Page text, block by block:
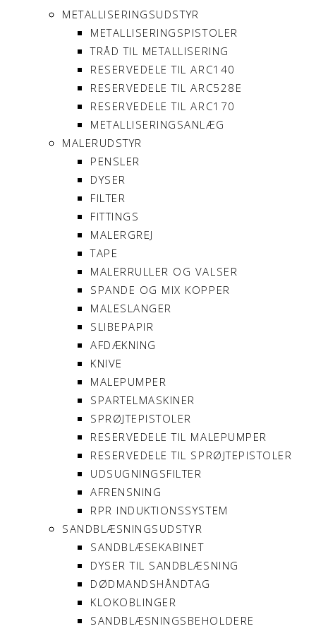
METALLISERINGSUDSTYR
METALLISERINGSPISTOLER
TRÅD TIL METALLISERING
RESERVEDELE TIL ARC140
RESERVEDELE TIL ARC528E
RESERVEDELE TIL ARC170
METALLISERINGSANLÆG
MALERUDSTYR
PENSLER
DYSER
FILTER
FITTINGS
MALERGREJ
TAPE
MALERRULLER OG VALSER
SPANDE OG MIX KOPPER
MALESLANGER
SLIBEPAPIR
AFDÆKNING
KNIVE
MALEPUMPER
SPARTELMASKINER
SPRØJTEPISTOLER
RESERVEDELE TIL MALEPUMPER
RESERVEDELE TIL SPRØJTEPISTOLER
UDSUGNINGSFILTER
AFRENSNING
RPR INDUKTIONSSYSTEM
SANDBLÆSNINGSUDSTYR
SANDBLÆSEKABINET
DYSER TIL SANDBLÆSNING
DØDMANDSHÅNDTAG
KLOKOBLINGER
SANDBLÆSNINGSBEHOLDERE